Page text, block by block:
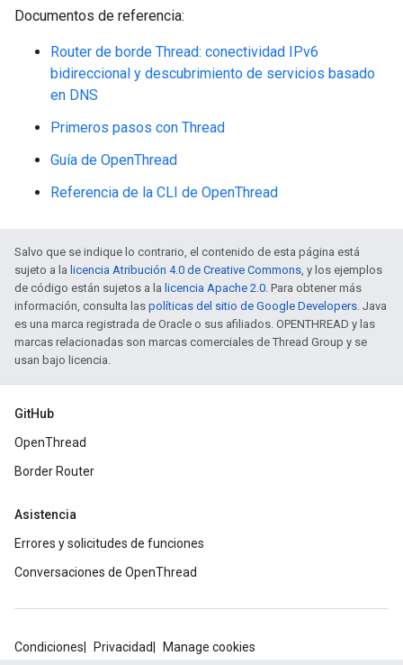
Documentos de referencia:
Router de borde Thread: conectividad IPv6
bidireccional y descubrimiento de servicios basado
en DNS
Primeros pasos con Thread
Guía de OpenThread
Referencia de la CLI de OpenThread
Salvo que se indique lo contrario, el contenido de esta página está
sujeto a la licencia Atribución 4.0 de Creative Commons, y los ejemplos
de código están sujetos a la licencia Apache 2.0. Para obtener más
información, consulta las políticas del sitio de Google Developers. Java
es una marca registrada de Oracle o sus afiliados. OPENTHREAD y las
marcas relacionadas son marcas comerciales de Thread Group y se
usan bajo licencia.
GitHub
OpenThread
Border Router
Asistencia
Errores y solicitudes de funciones
Conversaciones de OpenThread
Condiciones Privacidad Manage cookies